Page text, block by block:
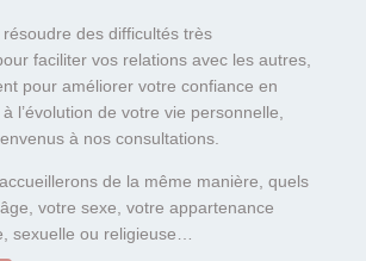
des difficultés très
faciliter vos relations avec les autres,
pour améliorer votre confiance en
l’évolution de votre vie personnelle,
à nos consultations.
de la même manière, quels
votre sexe, votre appartenance
sexuelle ou religieuse…